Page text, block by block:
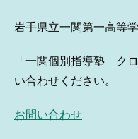
岩手県立一関第一高等
「一関個別指導塾 ク
い合わせください。
お問い合わせ